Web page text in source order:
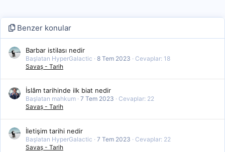
Benzer konular
Barbar istilası nedir
Başlatan HyperGalactic 8 Tem 2023
Cevaplar: 18
Savaş - Tarih
İslâm tarihinde ilk biat nedir
Başlatan mahkum 7 Tem 2023
Cevaplar: 22
Savaş - Tarih
İletişim tarihi nedir
Başlatan HyperGalactic 7 Tem 2023
Cevaplar: 22
Savaş - Tarih